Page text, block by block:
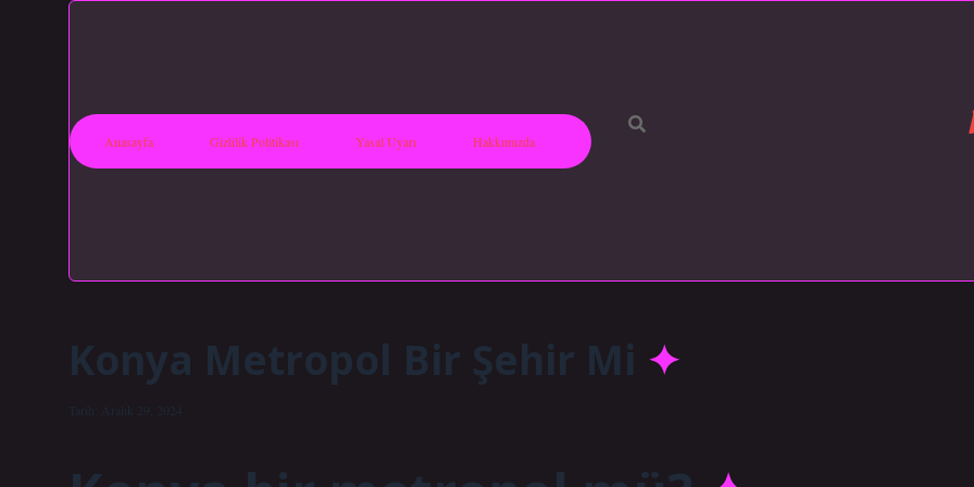
Anasayfa Gizlilik Politikası Yasal Uyarı Hakkımızda
Konya Metropol Bir Şehir Mi
Tarih: Aralık 29, 2024